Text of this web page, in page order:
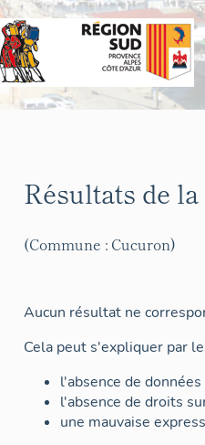
Résultats de
(Commune : Cucuron)
Aucun résultat ne
Cela peut s'expliquer par
l'absence de
l'absence de droits
une mauvaise